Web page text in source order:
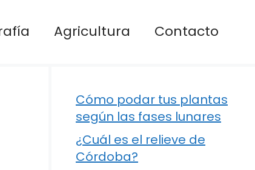
Agricultura Contacto
Cómo podar tus plantas
según las fases lunares
¿Cuál es el relieve de
Córdoba?